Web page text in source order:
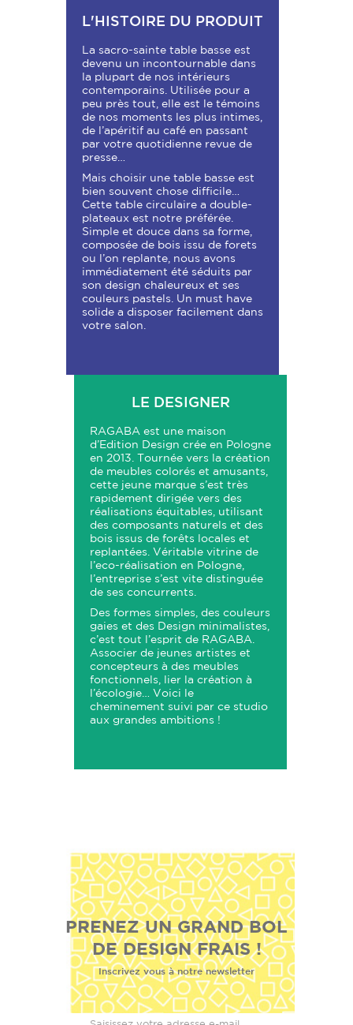
L'HISTOIRE DU PRODUIT
La sacro-sainte table basse est
devenu un incontournable dans
la plupart de nos intérieurs
contemporains. Utilisée pour a
peu près tout, elle est le témoins
de nos moments les plus intimes,
de l’apéritif au café en passant
par votre quotidienne revue de
presse…
Mais choisir une table basse est
bien souvent chose difficile…
Cette table circulaire a double-
plateaux est notre préférée.
Simple et douce dans sa forme,
composée de bois issu de forets
ou l’on replante, nous avons
immédiatement été séduits par
son design chaleureux et ses
couleurs pastels. Un must have
solide a disposer facilement dans
votre salon.
LE DESIGNER
RAGABA est une maison
d’Edition Design crée en Pologne
en 2013. Tournée vers la création
de meubles colorés et amusants,
cette jeune marque s’est très
rapidement dirigée vers des
réalisations équitables, utilisant
des composants naturels et des
bois issus de forêts locales et
replantées. Véritable vitrine de
l’eco-réalisation en Pologne,
l’entreprise s’est vite distinguée
de ses concurrents.
Des formes simples, des couleurs
gaies et des Design minimalistes,
c’est tout l’esprit de RAGABA.
Associer de jeunes artistes et
concepteurs à des meubles
fonctionnels, lier la création à
l’écologie… Voici le
cheminement suivi par ce studio
aux grandes ambitions !
PRENEZ UN GRAND BOL
DE DESIGN FRAIS !
Inscrivez vous à notre newsletter